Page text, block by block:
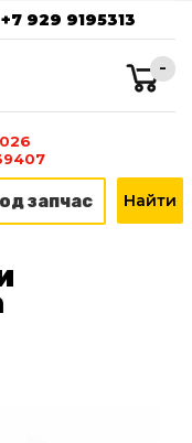
+7 929 9195313
-